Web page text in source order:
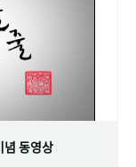
념 동영상